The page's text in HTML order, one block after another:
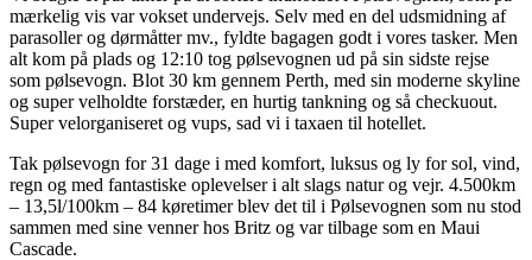
mærkelig vis var vokset undervejs. Selv med en del udsmidning af
parasoller og dørmåtter mv., fyldte bagagen godt i vores tasker. Men
alt kom på plads og 12:10 tog pølsevognen ud på sin sidste rejse
som pølsevogn. Blot 30 km gennem Perth, med sin moderne skyline
og super velholdte forstæder, en hurtig tankning og så checkuout.
Super velorganiseret og vups, sad vi i taxaen til hotellet.
Tak pølsevogn for 31 dage i med komfort, luksus og ly for sol, vind,
regn og med fantastiske oplevelser i alt slags natur og vejr. 4.500km
– 13,5l/100km – 84 køretimer blev det til i Pølsevognen som nu stod
sammen med sine venner hos Britz og var tilbage som en Maui
Cascade.